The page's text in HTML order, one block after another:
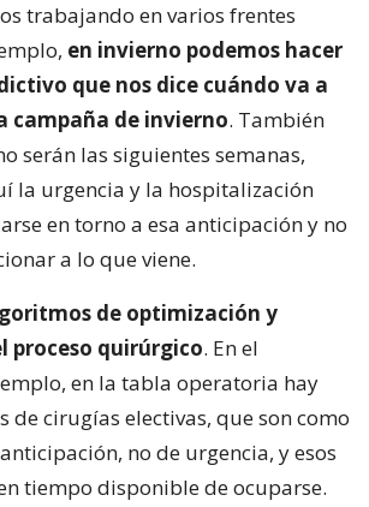
trabajando en varios frentes
en invierno podemos hacer
que nos dice cuándo va a
campaña de invierno. También
serán las siguientes semanas,
la urgencia y la hospitalización
en torno a esa anticipación y no
a lo que viene.
de optimización y
proceso quirúrgico. En el
en la tabla operatoria hay
de cirugías electivas, que son como
no de urgencia, y esos
tiempo disponible de ocuparse.